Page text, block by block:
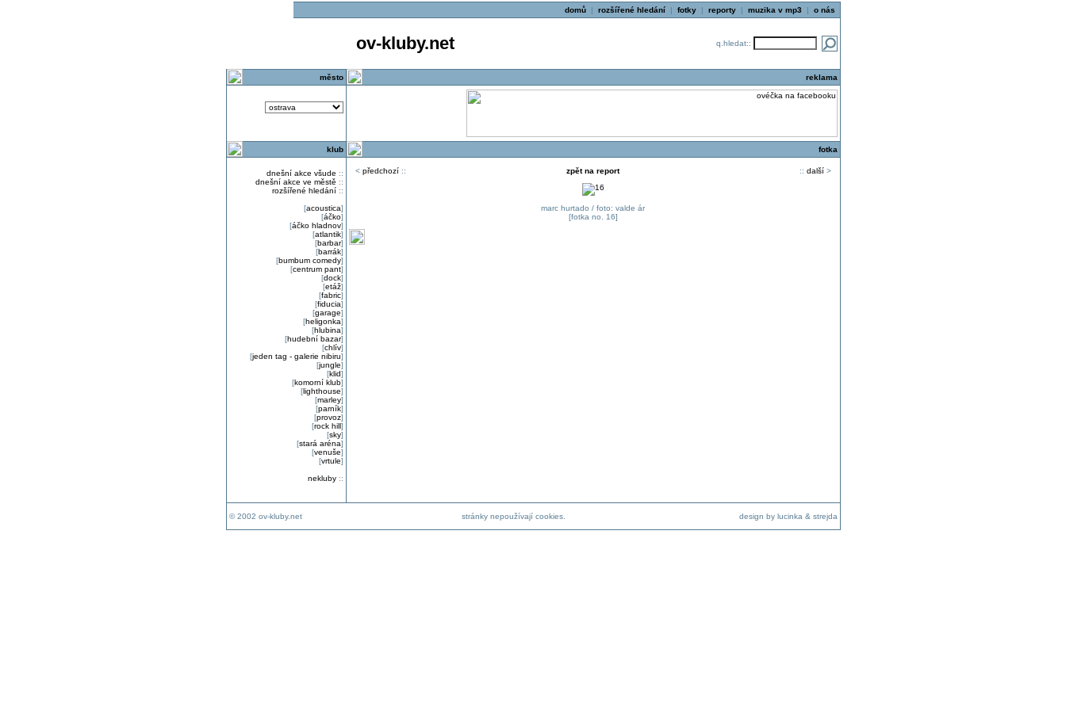
domů| rozšířené hledání| fotky| reporty| muzika v mp3 | o nás
ov-kluby.net q.hledat::
město reklama
klub
dnešní akce všude ::
dnešní akce ve městě ::
rozšířené hledání::
[acoustica]
[áčko]
[áčko hladnov]
[atlantik]
[barbar]
[barrák]
[bumbum comedy]
[centrum pant]
[dock]
[etáž]
[fabric]
[fiducia]
[garage]
[heligonka]
[hlubina]
[hudební bazar]
[chlív]
[jeden tag - galerie nibiru]
[jungle]
[klid]
[komorní klub]
[lighthouse]
[marley]
[parník]
[provoz]
[rock hill]
[sky]
[stará aréna]
[venuše]
[vrtule]
nekluby::
fotka
< předchozí:: zpět na report :: další>
marc hurtado / foto: valde ár
[fotka no. 16]
© 2002 ov-kluby.net stránky nepoužívají cookies. design by lucinka & strejda